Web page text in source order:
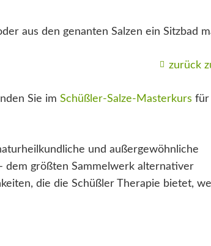
aus den genanten Salzen ein Sitzbad
zurück
Sie im Schüßler-Salze-Masterkurs für
und außergewöhnliche
dem größten Sammelwerk alternativer
die die Schüßler Therapie bietet,